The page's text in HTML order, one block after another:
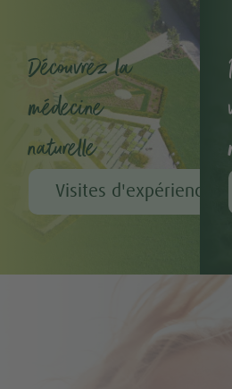
Découvrez la
médecine
naturelle
Visites d'expérience